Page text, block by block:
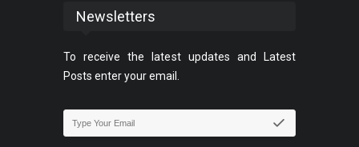
Newsletters
To receive the latest updates and Latest
Posts enter your email.